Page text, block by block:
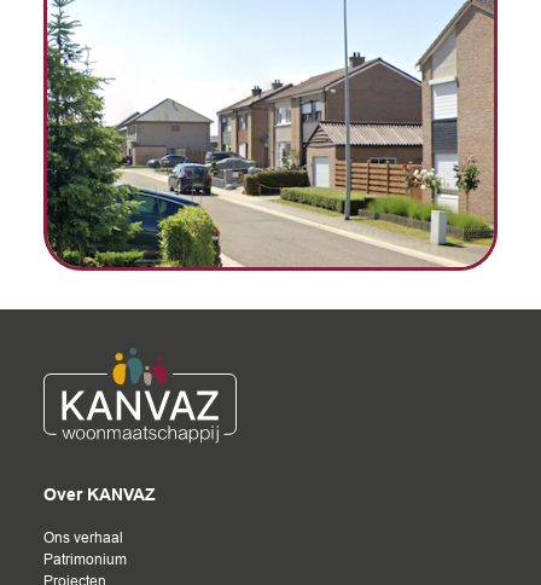
Over KANVAZ
Ons verhaal
Patrimonium
Projecten